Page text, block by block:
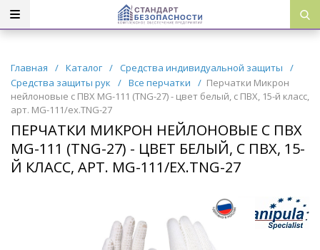
Главная / Каталог / Средства индивидуальной защиты
/
Средства защиты рук
/ Все перчатки / Перчатки Микрон
нейлоновые с ПВХ MG-111 (TNG-27) - цвет белый, с ПВХ, 15-й класс,
арт. MG-111/ех.TNG-27
ПЕРЧАТКИ МИКРОН НЕЙЛОНОВЫЕ С ПВХ
MG-111 (TNG-27) - ЦВЕТ БЕЛЫЙ, С ПВХ, 15-
Й КЛАСС, АРТ. MG-111/ЕХ.TNG-27